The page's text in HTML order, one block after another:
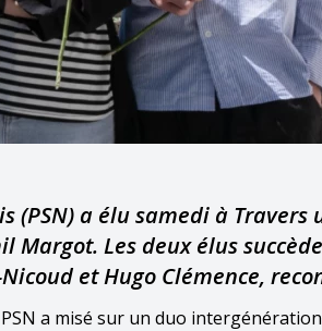
(PSN) a élu samedi à Travers
Margot. Les deux élus
et Hugo Clémence,
a misé sur un duo